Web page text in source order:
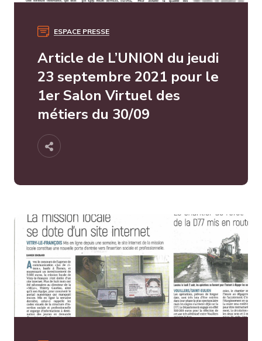
ESPACE PRESSE
Article de L’UNION du jeudi
23 septembre 2021 pour le
1er Salon Virtuel des
métiers du 30/09